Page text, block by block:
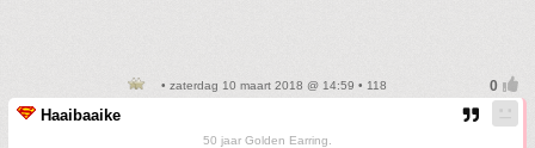
• zaterdag 10 maart 2018 @ 14:59 • 118
Haaibaaike
50 jaar Golden Earring.